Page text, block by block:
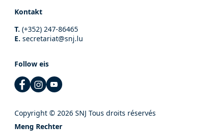
Kontakt
T. (+352) 247-86465
E. secretariat@snj.lu
Follow eis
Copyright © 2026 SNJ Tous droits réservés
Meng Rechter